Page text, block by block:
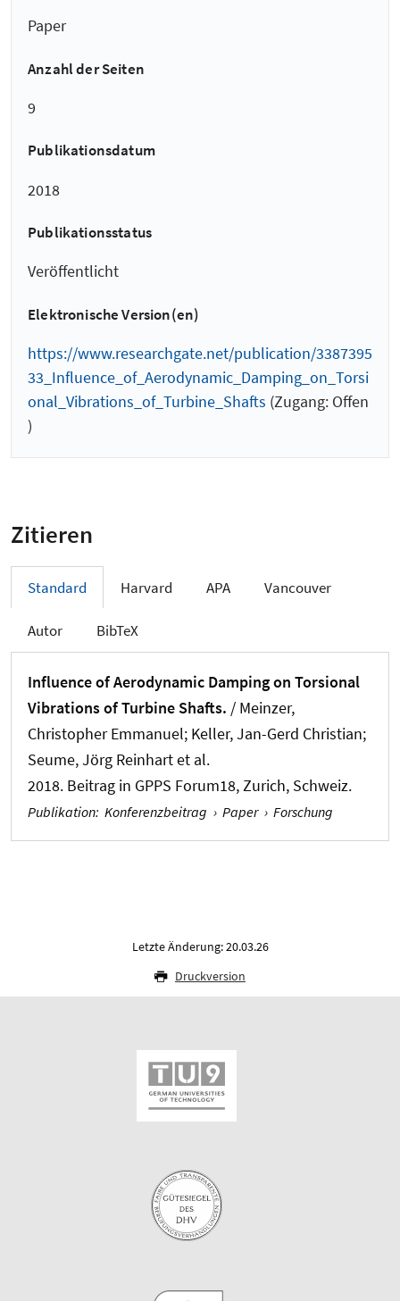
Paper
Anzahl der Seiten
9
Publikationsdatum
2018
Publikationsstatus
Veröffentlicht
Elektronische Version(en)
https://www.researchgate.net/publication/3387395
33_Influence_of_Aerodynamic_Damping_on_Torsi
onal_Vibrations_of_Turbine_Shafts (Zugang: Offen
)
Zitieren
Standard Harvard APA Vancouver
Autor BibTeX
Influence of Aerodynamic Damping on Torsional
Vibrations of Turbine Shafts. / Meinzer,
Christopher Emmanuel; Keller, Jan-Gerd Christian;
Seume, Jörg Reinhart et al.
2018. Beitrag in GPPS Forum18, Zurich, Schweiz.
Publikation: Konferenzbeitrag › Paper › Forschung
Letzte Änderung: 20.03.26
Druckversion